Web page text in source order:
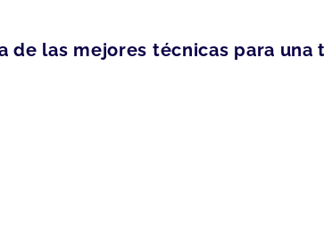
de las mejores técnicas para